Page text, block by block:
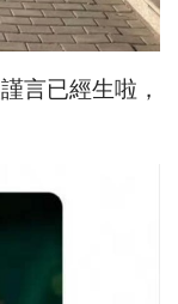
言已經生啦，